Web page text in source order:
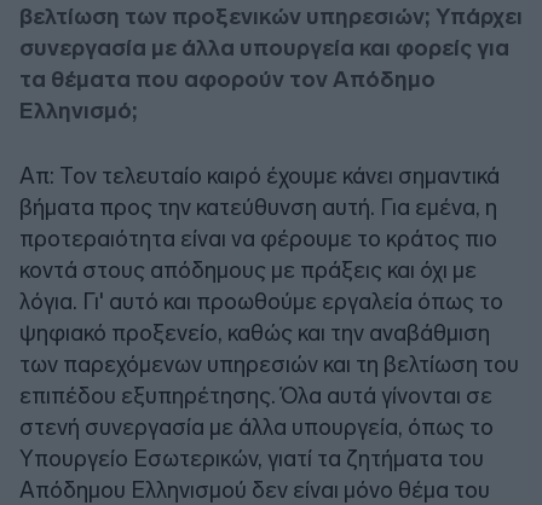
βελτίωση των προξενικών υπηρεσιών; Υπάρχει
συνεργασία με άλλα υπουργεία και φορείς για
τα θέματα που αφορούν τον Απόδημο
Ελληνισμό;
Απ: Τον τελευταίο καιρό έχουμε κάνει σημαντικά
βήματα προς την κατεύθυνση αυτή. Για εμένα, η
προτεραιότητα είναι να φέρουμε το κράτος πιο
κοντά στους απόδημους με πράξεις και όχι με
λόγια. Γι' αυτό και προωθούμε εργαλεία όπως το
ψηφιακό προξενείο, καθώς και την αναβάθμιση
των παρεχόμενων υπηρεσιών και τη βελτίωση του
επιπέδου εξυπηρέτησης. Όλα αυτά γίνονται σε
στενή συνεργασία με άλλα υπουργεία, όπως το
Υπουργείο Εσωτερικών, γιατί τα ζητήματα του
Απόδημου Ελληνισμού δεν είναι μόνο θέμα του